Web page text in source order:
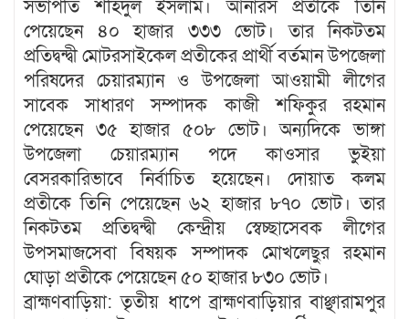
সভাপতি শহিদুল ইসলাম। আনারস প্রতীকে তিনি
পেয়েছেন ৪০ হাজার ৩৩৩ ভোট। তার নিকটতম
প্রতিদ্বন্দ্বী মোটরসাইকেল প্রতীকের প্রার্থী বর্তমান উপজেলা
পরিষদের চেয়ারম্যান ও উপজেলা আওয়ামী লীগের
সাবেক সাধারণ সম্পাদক কাজী শফিকুর রহমান
পেয়েছেন ৩৫ হাজার ৫০৮ ভোট। অন্যদিকে ভাঙ্গা
উপজেলা চেয়ারম্যান পদে কাওসার ভুইয়া
বেসরকারিভাবে নির্বাচিত হয়েছেন। দোয়াত কলম
প্রতীকে তিনি পেয়েছেন ৬২ হাজার ৮৭০ ভোট। তার
নিকটতম প্রতিদ্বন্দ্বী কেন্দ্রীয় স্বেচ্ছাসেবক লীগের
উপসমাজসেবা বিষয়ক সম্পাদক মোখলেছুর রহমান
ঘোড়া প্রতীকে পেয়েছেন ৫০ হাজার ৮৩০ ভোট।
ব্রাহ্মণবাড়িয়া: তৃতীয় ধাপে ব্রাহ্মণবাড়িয়ার বাঞ্ছারামপুর